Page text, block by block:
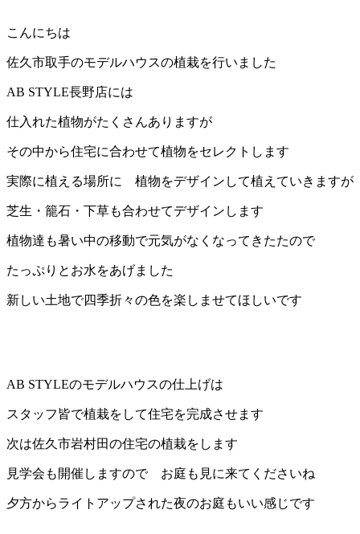
こんにちは
佐久市取手のモデルハウスの植栽を行いました
AB STYLE長野店には
仕入れた植物がたくさんありますが
その中から住宅に合わせて植物をセレクトします
実際に植える場所に 植物をデザインして植えていきますが
芝生・籠石・下草も合わせてデザインします
植物達も暑い中の移動で元気がなくなってきたたので
たっぷりとお水をあげました
新しい土地で四季折々の色を楽しませてほしいです
AB STYLEのモデルハウスの仕上げは
スタッフ皆で植栽をして住宅を完成させます
次は佐久市岩村田の住宅の植栽をします
見学会も開催しますので お庭も見に来てくださいね
夕方からライトアップされた夜のお庭もいい感じです